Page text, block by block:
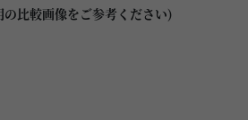
比較画像をご参考ください)